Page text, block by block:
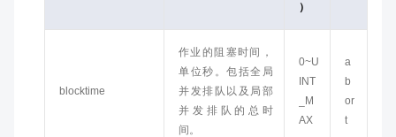
）
blocktime
作业的阻塞时间，
单位秒。包括全局
并发排队以及局部
并发排队的总时
间。
0~U
INT
_M
AX
a
b
or
t